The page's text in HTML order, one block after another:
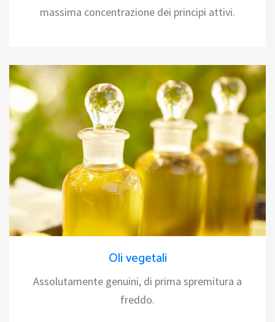
massima concentrazione dei principi attivi.
Oli vegetali
Assolutamente genuini, di prima spremitura a
freddo.